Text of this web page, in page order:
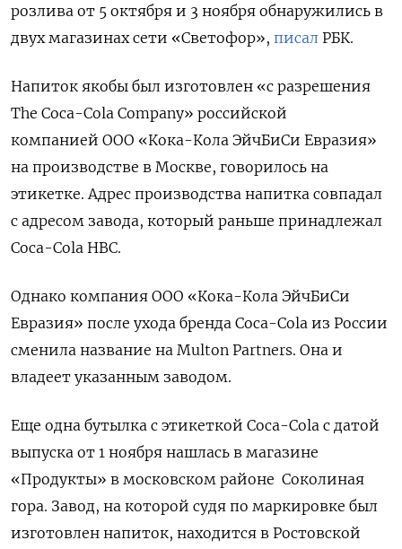
розлива от 5 октября и 3 ноября обнаружились в
двух магазинах сети «Светофор», писал РБК.
Напиток якобы был изготовлен «с разрешения
The Coca-Cola Company» российской
компанией ООО «Кока-Кола ЭйчБиСи Евразия»
на производстве в Москве, говорилось на
этикетке. Адрес производства напитка совпадал
с адресом завода, который раньше принадлежал
Coca-Cola HBC.
Однако компания ООО «Кока-Кола ЭйчБиСи
Евразия» после ухода бренда Coca-Cola из России
сменила название на Multon Partners. Она и
владеет указанным заводом.
Еще одна бутылка с этикеткой Coca-Cola с датой
выпуска от 1 ноября нашлась в магазине
«Продукты» в московском районе Соколиная
гора. Завод, на которой судя по маркировке был
изготовлен напиток, находится в Ростовской